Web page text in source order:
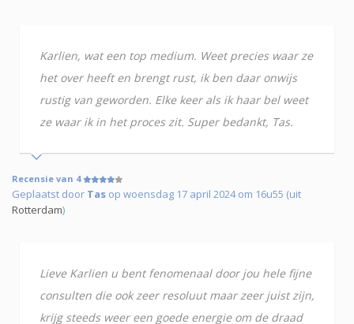
Karlien, wat een top medium. Weet precies waar ze
het over heeft en brengt rust, ik ben daar onwijs
rustig van geworden. Elke keer als ik haar bel weet
ze waar ik in het proces zit. Super bedankt, Tas.
Recensie van 4
Geplaatst door Tas op woensdag 17 april 2024 om 16u55 (uit
Rotterdam)
Lieve Karlien u bent fenomenaal door jou hele fijne
consulten die ook zeer resoluut maar zeer juist zijn,
krijg steeds weer een goede energie om de draad